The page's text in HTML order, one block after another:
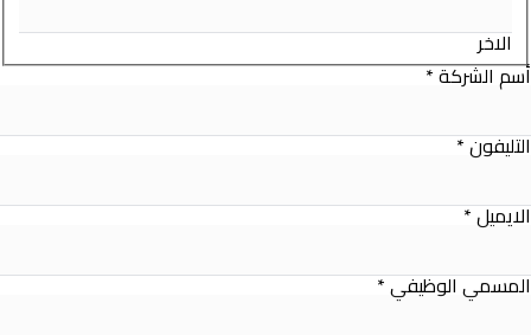
الاخر
Job
Phone
أسم الشركة*
التليفون*
الايميل*
المسمي الوظيفي*